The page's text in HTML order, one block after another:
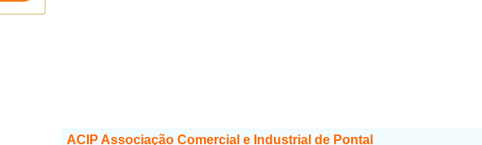
ACIP Associação Comercial e Industrial de Pontal